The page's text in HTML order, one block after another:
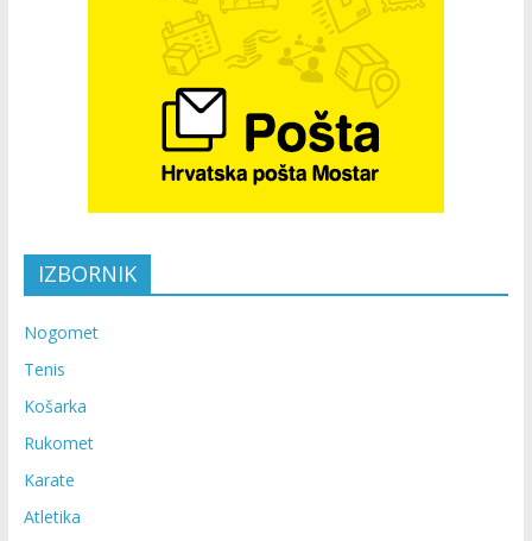
IZBORNIK
Nogomet
Tenis
Košarka
Rukomet
Karate
Atletika